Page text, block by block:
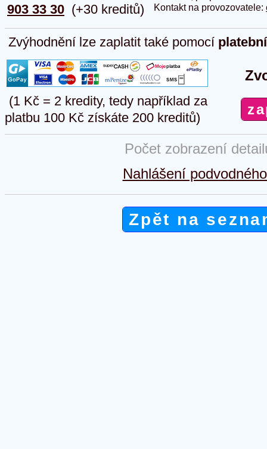
903 33 30 (+30 kreditů)
Kontakt na provozovatele:
Zvýhodnění lze zaplatit také pomocí
(1 Kč = 2 kredity, tedy například za
platbu 100 Kč získáte 200 kreditů)
Počet zobrazení
Nahlášení
Zpět na